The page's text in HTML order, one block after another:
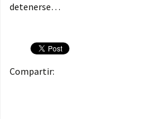
detenerse…
Compartir: